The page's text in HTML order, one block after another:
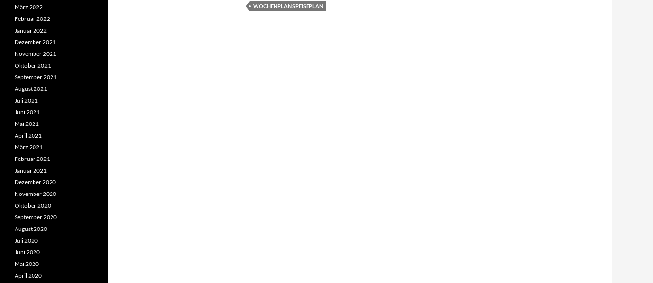
WOCHENPLAN SPEISEPLAN
März 2022
Februar 2022
Januar 2022
Dezember 2021
November 2021
Oktober 2021
September 2021
August 2021
Juli 2021
Juni 2021
Mai 2021
April 2021
März 2021
Februar 2021
Januar 2021
Dezember 2020
November 2020
Oktober 2020
September 2020
August 2020
Juli 2020
Juni 2020
Mai 2020
April 2020